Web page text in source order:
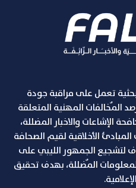
تعمل على مراقبة جودة
المٌخالفات المهنية المتعلقة
الإشاعات والاخبار المضللة،
الأخلاقية لقيم الصحافة
لتشجيع الجمهور الليبي على
المعلومات المٌضللة، بهدف تحقيق